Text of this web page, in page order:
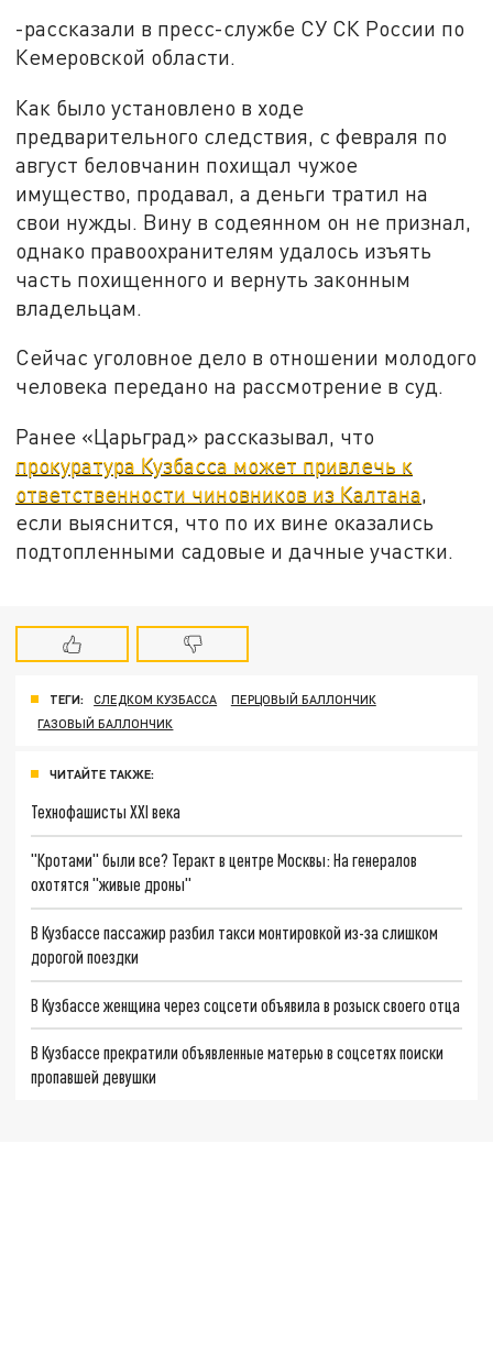
-рассказали в пресс-службе СУ СК России по
Кемеровской области.
Как было установлено в ходе
предварительного следствия, с февраля по
август беловчанин похищал чужое
имущество, продавал, а деньги тратил на
свои нужды. Вину в содеянном он не признал,
однако правоохранителям удалось изъять
часть похищенного и вернуть законным
владельцам.
Сейчас уголовное дело в отношении молодого
человека передано на рассмотрение в суд.
Ранее «Царьград» рассказывал, что
прокуратура Кузбасса может привлечь к
ответственности чиновников из Калтана,
если выяснится, что по их вине оказались
подтопленными садовые и дачные участки.
ТЕГИ: СЛЕДКОМ КУЗБАССА
ПЕРЦОВЫЙ БАЛЛОНЧИК
ГАЗОВЫЙ БАЛЛОНЧИК
ЧИТАЙТЕ ТАКЖЕ:
Технофашисты XXI века
"Кротами" были все? Теракт в центре Москвы: На генералов
охотятся "живые дроны"
В Кузбассе пассажир разбил такси монтировкой из-за слишком
дорогой поездки
В Кузбассе женщина через соцсети объявила в розыск своего отца
В Кузбассе прекратили объявленные матерью в соцсетях поиски
пропавшей девушки